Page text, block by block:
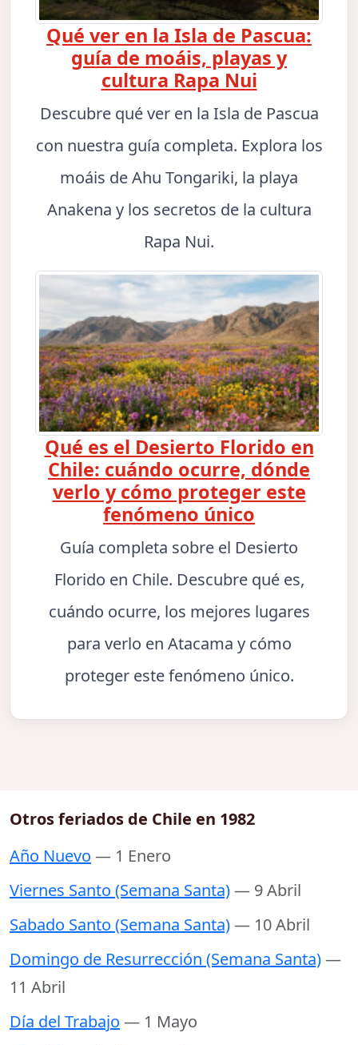
Qué ver en la Isla de Pascua:
guía de moáis, playas y
cultura Rapa Nui
Descubre qué ver en la Isla de Pascua
con nuestra guía completa. Explora los
moáis de Ahu Tongariki, la playa
Anakena y los secretos de la cultura
Rapa Nui.
Qué es el Desierto Florido en
Chile: cuándo ocurre, dónde
verlo y cómo proteger este
fenómeno único
Guía completa sobre el Desierto
Florido en Chile. Descubre qué es,
cuándo ocurre, los mejores lugares
para verlo en Atacama y cómo
proteger este fenómeno único.
Otros feriados de Chile en 1982
Año Nuevo — 1 Enero
Viernes Santo (Semana Santa)— 9 Abril
Sabado Santo (Semana Santa)— 10 Abril
Domingo de Resurrección (Semana Santa)—
11 Abril
Día del Trabajo — 1 Mayo